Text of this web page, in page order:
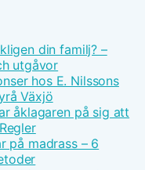
din familj? –
utgåvor
hos E. Nilssons
Växjö
åklagaren på sig att
på madrass – 6